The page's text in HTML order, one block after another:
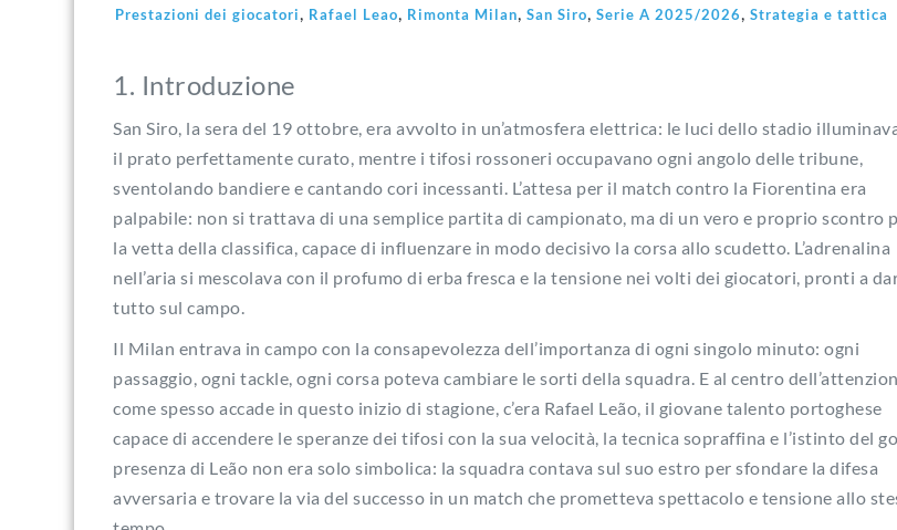
Prestazioni dei giocatori, Rafael Leao, Rimonta Milan, San Siro, Serie A 2025/2026, Strategia e tattica
1. Introduzione
San Siro, la sera del 19 ottobre, era avvolto in un’atmosfera elettrica: le luci dello stadio
il prato perfettamente curato, mentre i tifosi rossoneri occupavano ogni angolo delle tribune,
sventolando bandiere e cantando cori incessanti. L’attesa per il match contro la Fiorentina era
palpabile: non si trattava di una semplice partita di campionato, ma di un vero e proprio scontro
la vetta della classifica, capace di influenzare in modo decisivo la corsa allo scudetto. L’adrenalina
nell’aria si mescolava con il profumo di erba fresca e la tensione nei volti dei giocatori, pronti a
tutto sul campo.
Il Milan entrava in campo con la consapevolezza dell’importanza di ogni singolo minuto: ogni
passaggio, ogni tackle, ogni corsa poteva cambiare le sorti della squadra. E al centro
come spesso accade in questo inizio di stagione, c’era Rafael Leão, il giovane talento portoghese
capace di accendere le speranze dei tifosi con la sua velocità, la tecnica sopraffina e l’istinto del
presenza di Leão non era solo simbolica: la squadra contava sul suo estro per sfondare la difesa
avversaria e trovare la via del successo in un match che prometteva spettacolo e tensione allo